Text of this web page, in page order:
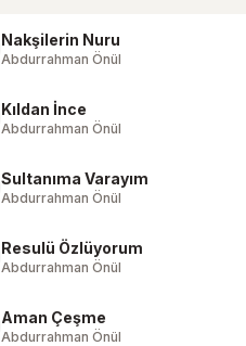
Nakşilerin Nuru
Abdurrahman Önül
Kıldan İnce
Abdurrahman Önül
Sultanıma Varayım
Abdurrahman Önül
Resulü Özlüyorum
Abdurrahman Önül
Aman Çeşme
Abdurrahman Önül